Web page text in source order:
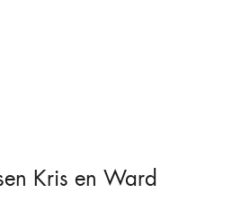
Kris en Ward